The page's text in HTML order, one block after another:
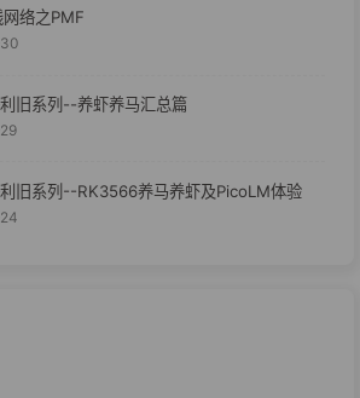
络之PMF
旧系列--养虾养马汇总篇
旧系列--RK3566养马养虾及PicoLM体验